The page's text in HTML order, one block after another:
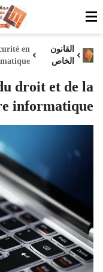
القانون
الخاص
en
droit et de la
informatique